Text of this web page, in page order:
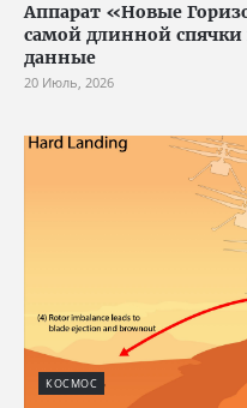
Аппарат «Новые
самой длинной спячки
данные
20 Июль, 2026
КОСМОС